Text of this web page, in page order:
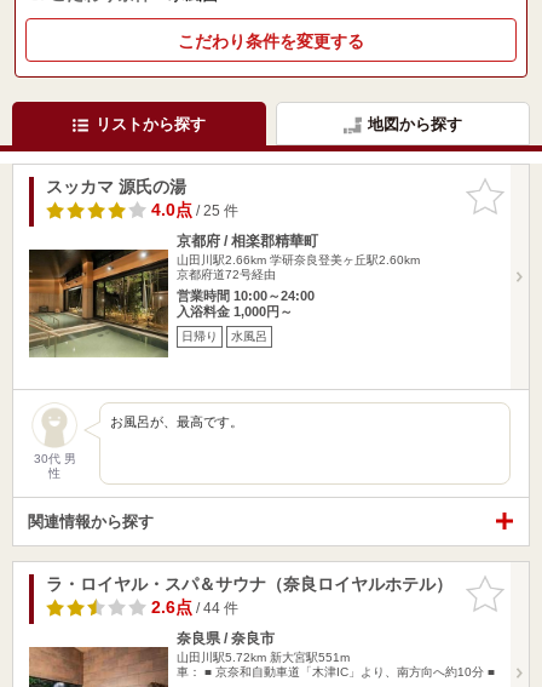
こだわり条件を変更する
リストから探す 地図から探す
お気に入
りに追加
スッカマ 源氏の湯
4.0点/ 25 件
京都府 / 相楽郡精華町
山田川駅2.66km 学研奈良登美ヶ丘駅2.60km
京都府道72号経由
営業時間 10:00～24:00
入浴料金 1,000円～
日帰り 水風呂
30代 男
性
お風呂が、最高です。
関連情報から探す
お気に入
りに追加
ラ・ロイヤル・スパ＆サウナ（奈良ロイヤルホテル）
2.6点/ 44 件
奈良県 / 奈良市
山田川駅5.72km 新大宮駅551m
車： ■ 京奈和自動車道「木津IC」より、南方向へ約10分 ■